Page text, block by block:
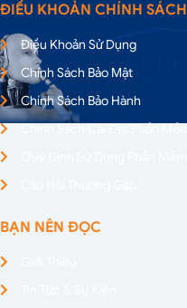
ĐIỀU KHOẢN CHÍNH SÁCH
Điều Khoản Sử Dụng
Chính Sách Bảo Mật
Chính Sách Bảo Hành
BẠN NÊN ĐỌC